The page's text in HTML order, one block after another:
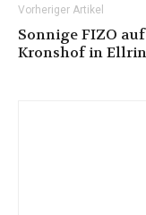
Vorheriger Artikel
Sonnige FIZO
Kronshof in